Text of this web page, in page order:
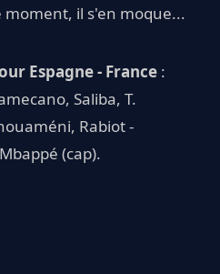
moment, il s'en moque...
Espagne - France :
Saliba, T.
Rabiot -
(cap).